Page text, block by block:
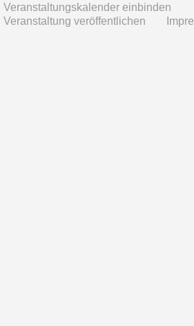
Veranstaltungskalender einbinden
Veranstaltung veröffentlichen